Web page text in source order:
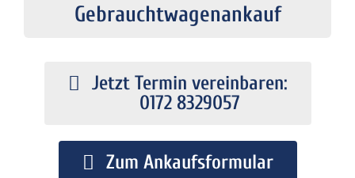
Gebrauchtwagenankauf
Jetzt Termin vereinbaren:
0172 8329057
Zum Ankaufsformular